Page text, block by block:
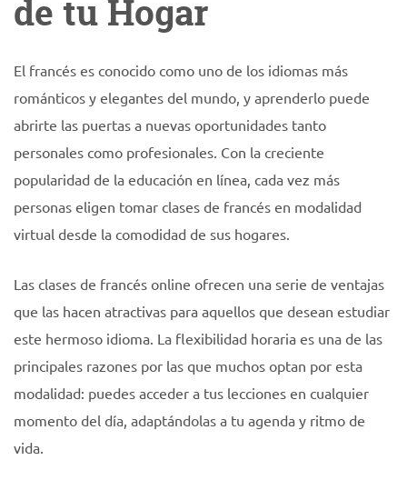
de tu Hogar
El francés es conocido como uno de los idiomas más
románticos y elegantes del mundo, y aprenderlo puede
abrirte las puertas a nuevas oportunidades tanto
personales como profesionales. Con la creciente
popularidad de la educación en línea, cada vez más
personas eligen tomar clases de francés en modalidad
virtual desde la comodidad de sus hogares.
Las clases de francés online ofrecen una serie de ventajas
que las hacen atractivas para aquellos que desean estudiar
este hermoso idioma. La flexibilidad horaria es una de las
principales razones por las que muchos optan por esta
modalidad: puedes acceder a tus lecciones en cualquier
momento del día, adaptándolas a tu agenda y ritmo de
vida.